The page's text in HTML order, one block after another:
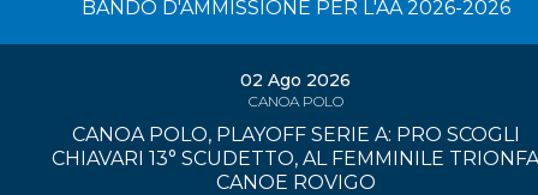
BANDO D'AMMISSIONE PER L'AA 2026-2026
02 Ago 2026
CANOA POLO
CANOA POLO, PLAYOFF SERIE A: PRO SCOGLI
CHIAVARI 13° SCUDETTO, AL FEMMINILE TRIONFA
CANOE ROVIGO